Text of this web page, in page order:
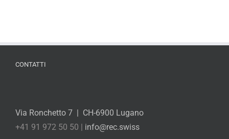
CONTATTI
Via Ronchetto 7 | CH-6900 Lugano
+41 91 972 50 50 | info@rec.swiss